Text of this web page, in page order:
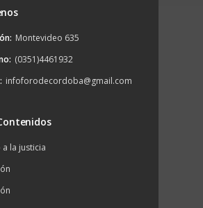
Montevideo 635
(0351)4461932
infoforodecordoba@gmail.com
a la justicia